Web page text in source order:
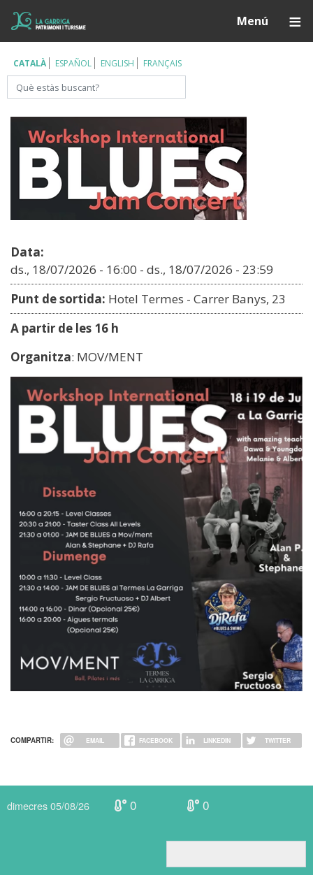
contingut
Menú
CATALÀ ESPAÑOL ENGLISH FRANÇAIS
Cerca
Data:
ds., 18/07/2026 - 16:00 - ds., 18/07/2026 - 23:59
Punt de sortida: Hotel Termes - Carrer Banys, 23
A partir de les 16 h
Organitza: MOV/MENT
Image
COMPARTIR: EMAIL FACEBOOK LINKEDIN TWITTER
dimecres 05/08/26 0 0